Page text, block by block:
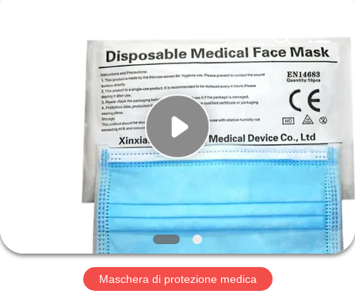
PRODOTTI
GIRO
Maschera di protezione medica